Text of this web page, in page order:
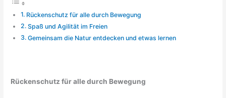
Rückenschutz für alle durch Bewegung
Spaß und Agilität im Freien
Gemeinsam die Natur entdecken und etwas lernen
Rückenschutz für alle durch Bewegung